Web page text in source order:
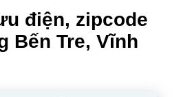
điện, zipcode
Bến Tre, Vĩnh